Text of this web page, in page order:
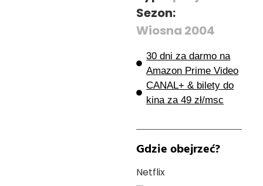
Sezon:
Wiosna 2004
30 dni za darmo na
Amazon Prime Video
CANAL+ & bilety do
kina za 49 zł/msc
Gdzie obejrzeć?
Netflix